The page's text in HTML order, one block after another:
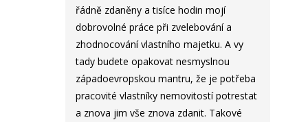
řádně zdaněny a tisíce hodin mojí
dobrovolné práce při zvelebování a
zhodnocování vlastního majetku. A vy
tady budete opakovat nesmyslnou
západoevropskou mantru, že je potřeba
pracovité vlastníky nemovitostí potrestat
a znova jim vše znova zdanit. Takové